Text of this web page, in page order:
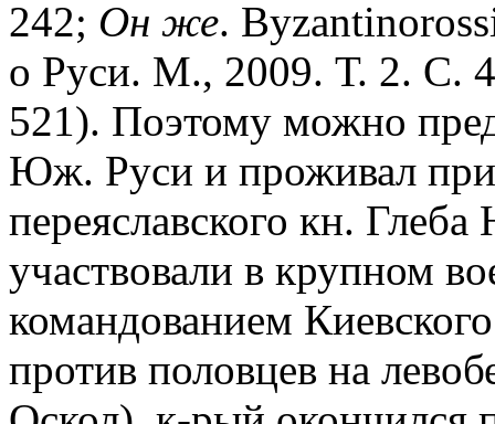
242; Он же.
о Руси. М., 2009. Т. 2. С.
521). Поэтому можно
Юж. Руси и проживал при
переяславского кн.
участвовали в крупном
командованием
против половцев на